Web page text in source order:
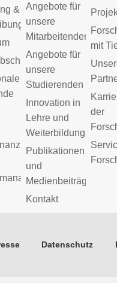
&
Angebote für
unsere
Mitarbeitenden
Angebote für
unsere
Studierenden
Innovation in
Lehre und
Weiterbildung
Publikationen
und
Medienbeiträge
Kontakt
mit
der
Datenschutz